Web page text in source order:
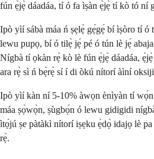
fún ẹ̀jẹ̀ dáadáa, tí ó fa ìṣàn ẹ̀jẹ̀ tí kò tó ní
Ipò yìí sábà máa ń ṣẹlẹ̀ gẹ́gẹ́ bí ìṣòro tí
lewu pupọ, bí ó tilẹ̀ jẹ́ pé ó tún lè jẹ́
Nígbà tí ọkàn rẹ̀ kò lè fún ẹ̀jẹ̀ dáadáa,
ara rẹ̀ sì ń bẹ̀rẹ̀ sí í di òkú nítorí àìní
Ipò yìí kàn ní 5-10% àwọn ènìyàn tí
máa ṣọ̀wọ̀n, ṣùgbọ́n ó lewu gidigidi
ìtọ́jú ṣe pàtàkì nítorí iṣẹku ẹ̀dọ̀ idajọ lè
rẹ̀.